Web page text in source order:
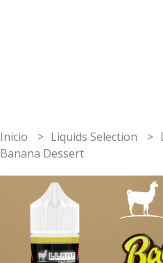
Inicio Liquids Selection
Banana Dessert